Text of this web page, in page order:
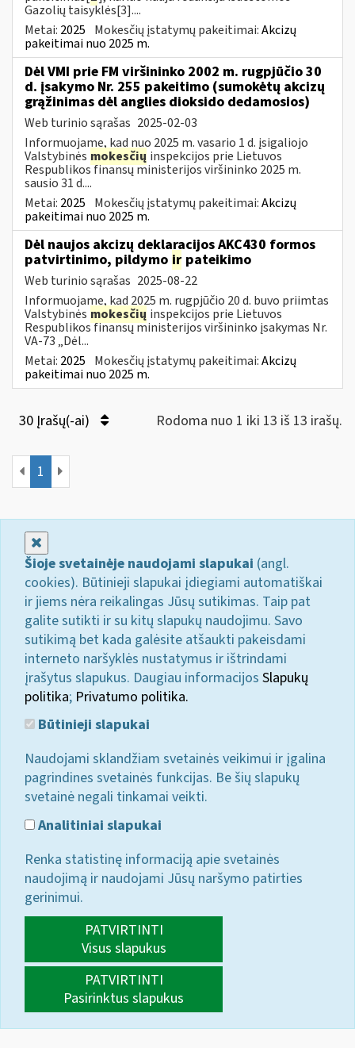
Gazolių taisyklės[3]....
Metai: 2025 Mokesčių įstatymų pakeitimai:Akcizų
pakeitimai nuo 2025 m.
Dėl VMI prie FM viršininko 2002 m. rugpjūčio 30
d. įsakymo Nr. 255 pakeitimo (sumokėtų akcizų
grąžinimas dėl anglies dioksido dedamosios)
Web turinio sąrašas 2025-02-03
Informuojame, kad nuo 2025 m. vasario 1 d. įsigaliojo
Valstybinės mokesčių inspekcijos prie Lietuvos
Respublikos finansų ministerijos viršininko 2025 m.
sausio 31 d....
Metai: 2025 Mokesčių įstatymų pakeitimai:Akcizų
pakeitimai nuo 2025 m.
Dėl naujos akcizų deklaracijos AKC430 formos
patvirtinimo, pildymo ir pateikimo
Web turinio sąrašas 2025-08-22
Informuojame, kad 2025 m. rugpjūčio 20 d. buvo priimtas
Valstybinės mokesčių inspekcijos prie Lietuvos
Respublikos finansų ministerijos viršininko įsakymas Nr.
VA-73 „Dėl...
Metai: 2025 Mokesčių įstatymų pakeitimai:Akcizų
pakeitimai nuo 2025 m.
30 Įrašų(-ai) Rodoma nuo 1 iki 13 iš 13 irašų.
1
Šioje svetainėje naudojami slapukai (angl.
cookies). Būtinieji slapukai įdiegiami automatiškai
ir jiems nėra reikalingas Jūsų sutikimas. Taip pat
galite sutikti ir su kitų slapukų naudojimu. Savo
sutikimą bet kada galėsite atšaukti pakeisdami
interneto naršyklės nustatymus ir ištrindami
įrašytus slapukus. Daugiau informacijos Slapukų
politika; Privatumo politika.
Būtinieji slapukai
Naudojami sklandžiam svetainės veikimui ir įgalina
pagrindines svetainės funkcijas. Be šių slapukų
svetainė negali tinkamai veikti.
Analitiniai slapukai
Renka statistinę informaciją apie svetainės
naudojimą ir naudojami Jūsų naršymo patirties
gerinimui.
PATVIRTINTI
Visus slapukus
PATVIRTINTI
Pasirinktus slapukus